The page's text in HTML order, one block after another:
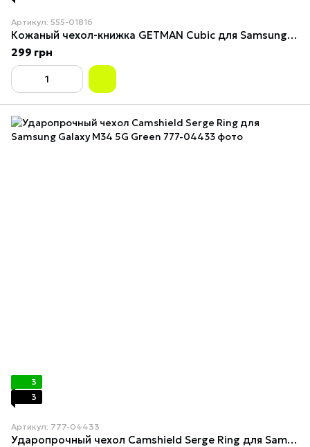
Артикул: 555-01816
Кожаный чехол-книжка GETMAN Cubic для Samsung Galaxy M34 5G Синий
299 грн
3
3
Артикул: 777-04433
Ударопрочный чехол Camshield Serge Ring для Samsung Galaxy M34 5G Green